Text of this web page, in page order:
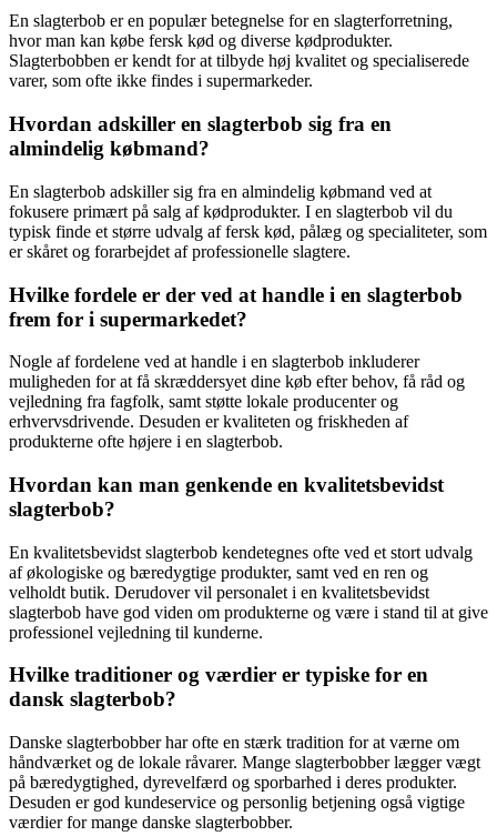
En slagterbob er en populær betegnelse for en slagterforretning,
hvor man kan købe fersk kød og diverse kødprodukter.
Slagterbobben er kendt for at tilbyde høj kvalitet og specialiserede
varer, som ofte ikke findes i supermarkeder.
Hvordan adskiller en slagterbob sig fra en
almindelig købmand?
En slagterbob adskiller sig fra en almindelig købmand ved at
fokusere primært på salg af kødprodukter. I en slagterbob vil du
typisk finde et større udvalg af fersk kød, pålæg og specialiteter, som
er skåret og forarbejdet af professionelle slagtere.
Hvilke fordele er der ved at handle i en slagterbob
frem for i supermarkedet?
Nogle af fordelene ved at handle i en slagterbob inkluderer
muligheden for at få skræddersyet dine køb efter behov, få råd og
vejledning fra fagfolk, samt støtte lokale producenter og
erhvervsdrivende. Desuden er kvaliteten og friskheden af
produkterne ofte højere i en slagterbob.
Hvordan kan man genkende en kvalitetsbevidst
slagterbob?
En kvalitetsbevidst slagterbob kendetegnes ofte ved et stort udvalg
af økologiske og bæredygtige produkter, samt ved en ren og
velholdt butik. Derudover vil personalet i en kvalitetsbevidst
slagterbob have god viden om produkterne og være i stand til at give
professionel vejledning til kunderne.
Hvilke traditioner og værdier er typiske for en
dansk slagterbob?
Danske slagterbobber har ofte en stærk tradition for at værne om
håndværket og de lokale råvarer. Mange slagterbobber lægger vægt
på bæredygtighed, dyrevelfærd og sporbarhed i deres produkter.
Desuden er god kundeservice og personlig betjening også vigtige
værdier for mange danske slagterbobber.